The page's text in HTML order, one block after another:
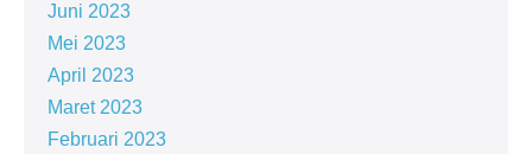
Juni 2023
Mei 2023
April 2023
Maret 2023
Februari 2023